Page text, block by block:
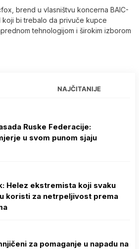
brend u vlasništvu koncerna BAIC-
koji bi trebalo da privuče kupce
tehnologijom i širokim izborom
NAJČITANIJE
Ruske Federacije:
u svom punom sjaju
Helez ekstremista koji svaku
koristi za netrpeljivost prema
za pomaganje u napadu na